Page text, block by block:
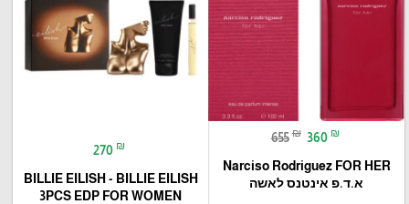
655 ₪ 360 ₪
Narciso Rodriguez FOR HER
א.ד.פ אינטנס לאשה
270 ₪
BILLIE EILISH - BILLIE EILISH
3PCS EDP FOR WOMEN